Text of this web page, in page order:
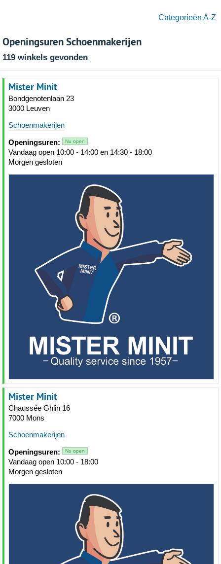
Categorieën A-Z
Openingsuren Schoenmakerijen
119 winkels gevonden
Mister Minit
Bondgenotenlaan 23
3000 Leuven
Schoenmakerijen
Openingsuren: Nu open
Vandaag open 10:00 - 14:00 en 14:30 - 18:00
Morgen gesloten
Mister Minit
Chaussée Ghlin 16
7000 Mons
Schoenmakerijen
Openingsuren: Nu open
Vandaag open 10:00 - 18:00
Morgen gesloten